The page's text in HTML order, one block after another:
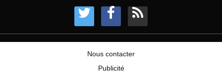
Nous contacter
Publicité